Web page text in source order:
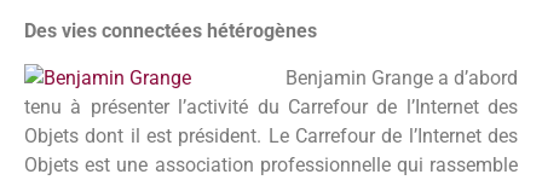
Des vies connectées hétérogènes
Benjamin Grange a d’abord
tenu à présenter l’activité du Carrefour de l’Internet des
Objets dont il est président. Le Carrefour de l’Internet des
Objets est une association professionnelle qui rassemble